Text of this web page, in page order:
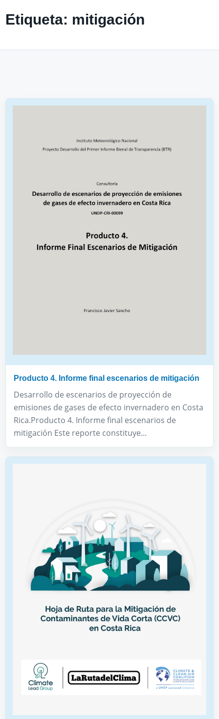
Etiqueta: mitigación
Producto 4. Informe final escenarios de mitigación
Desarrollo de escenarios de proyección de
emisiones de gases de efecto invernadero en Costa
Rica.Producto 4. Informe final escenarios de
mitigación Este reporte constituye...